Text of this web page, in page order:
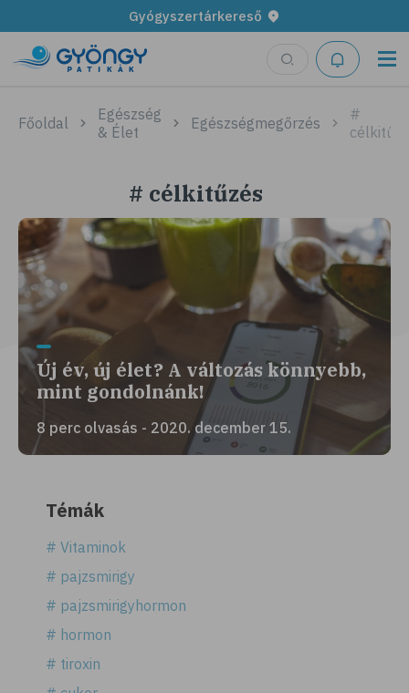
Gyógyszertárkereső
Főoldal
Egészség
& Élet
Egészségmegőrzés
#
# célkitűzés
Új év, új élet? A változás könnyebb,
mint gondolnánk!
8 perc olvasás - 2020. december 15.
Témák
# Vitaminok
# pajzsmirigy
# pajzsmirigyhormon
# hormon
# tiroxin